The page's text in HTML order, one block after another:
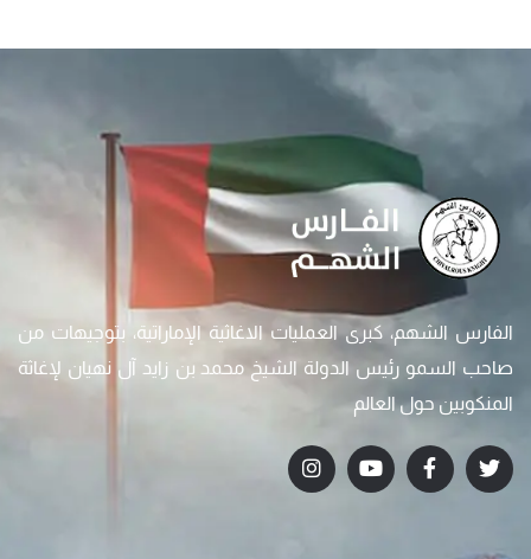
الفارس الشهم، كبرى العمليات الاغاثية الإماراتية، بتوجيهات من
صاحب السمو رئيس الدولة الشيخ محمد بن زايد آل نهيان لإغاثة
المنكوبين حول العالم